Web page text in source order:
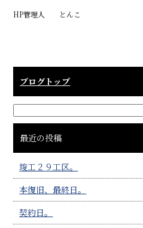
HP管理人 とんこ
ブログトップ
最近の投稿
竣工２９工区。
本復旧、最終日。
契約日。